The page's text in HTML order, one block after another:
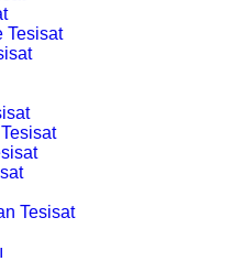
Tesisat
Tesisat